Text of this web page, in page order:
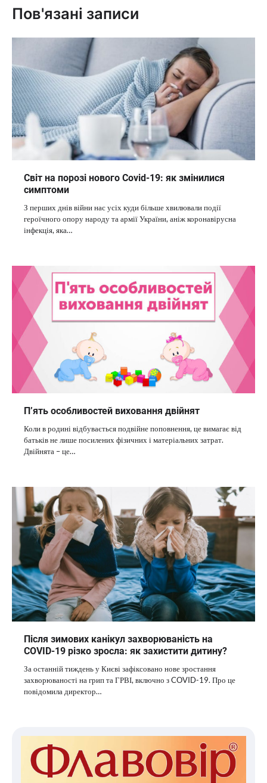
Пов'язані записи
Світ на порозі нового Covid-19: як змінилися
симптоми
З перших днів війни нас усіх куди більше хвилювали події
героїчного опору народу та армії України, аніж коронавірусна
інфекція, яка…
П’ять особливостей виховання двійнят
Коли в родині відбувається подвійне поповнення, це вимагає від
батьків не лише посилених фізичних і матеріальних затрат.
Двійнята – це…
Після зимових канікул захворюваність на
COVID-19 різко зросла: як захистити дитину?
За останній тиждень у Києві зафіксовано нове зростання
захворюваності на грип та ГРВІ, включно з COVID-19. Про це
повідомила директор…